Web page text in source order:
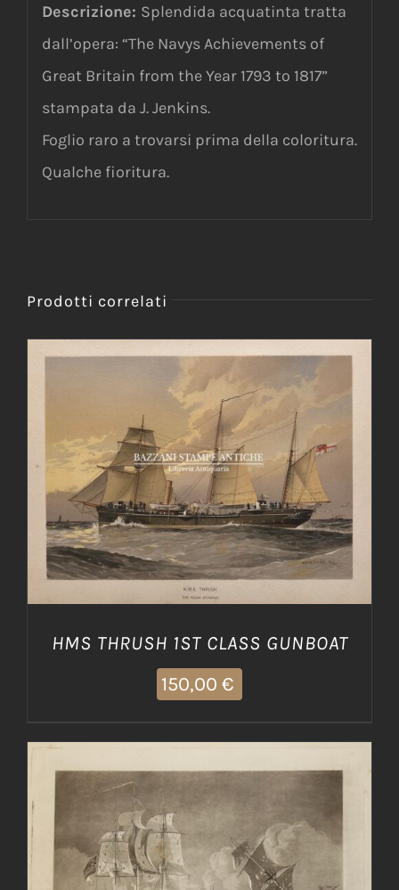
Descrizione: Splendida acquatinta tratta
dall’opera: “The Navys Achievements of
Great Britain from the Year 1793 to 1817”
stampata da J. Jenkins.
Foglio raro a trovarsi prima della coloritura.
Qualche fioritura.
Prodotti correlati
AGGIUNGI AL CARRELLO DETTAGLI
HMS THRUSH 1ST CLASS GUNBOAT
150,00 €
AGGIUNGI AL CARRELLO / DETTAGLI